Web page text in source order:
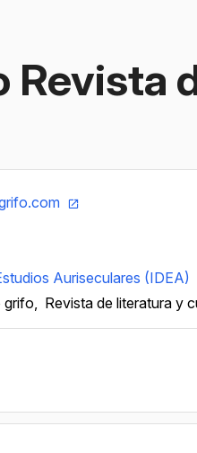
Revista
Auriseculares (IDEA)
grifo, Revista de literatura y